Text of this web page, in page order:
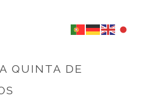
QUINTA DE